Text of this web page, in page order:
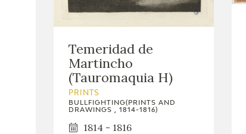
Temeridad de
Martincho
(Tauromaquia H)
PRINTS
BULLFIGHTING(PRINTS AND
DRAWINGS , 1814-1816)
1814 - 1816